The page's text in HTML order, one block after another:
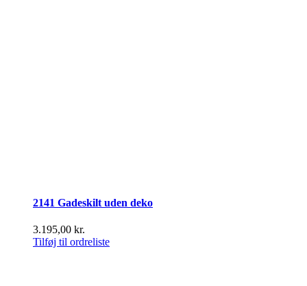
2141 Gadeskilt uden deko
3.195,00 kr.
Tilføj til ordreliste